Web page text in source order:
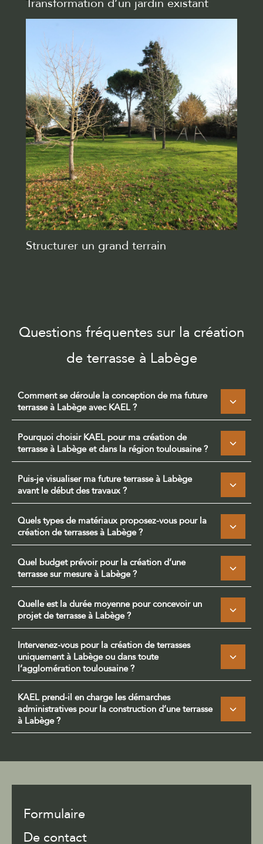
Structurer un grand terrain
Questions fréquentes sur la création
de terrasse à Labège
Comment se déroule la conception de ma future
terrasse à Labège avec KAEL ?
Pourquoi choisir KAEL pour ma création de
terrasse à Labège et dans la région toulousaine ?
Puis-je visualiser ma future terrasse à Labège
avant le début des travaux ?
Quels types de matériaux proposez-vous pour la
création de terrasses à Labège ?
Quel budget prévoir pour la création d’une
terrasse sur mesure à Labège ?
Quelle est la durée moyenne pour concevoir un
projet de terrasse à Labège ?
Intervenez-vous pour la création de terrasses
uniquement à Labège ou dans toute
l’agglomération toulousaine ?
KAEL prend-il en charge les démarches
administratives pour la construction d’une terrasse
à Labège ?
Formulaire
De contact